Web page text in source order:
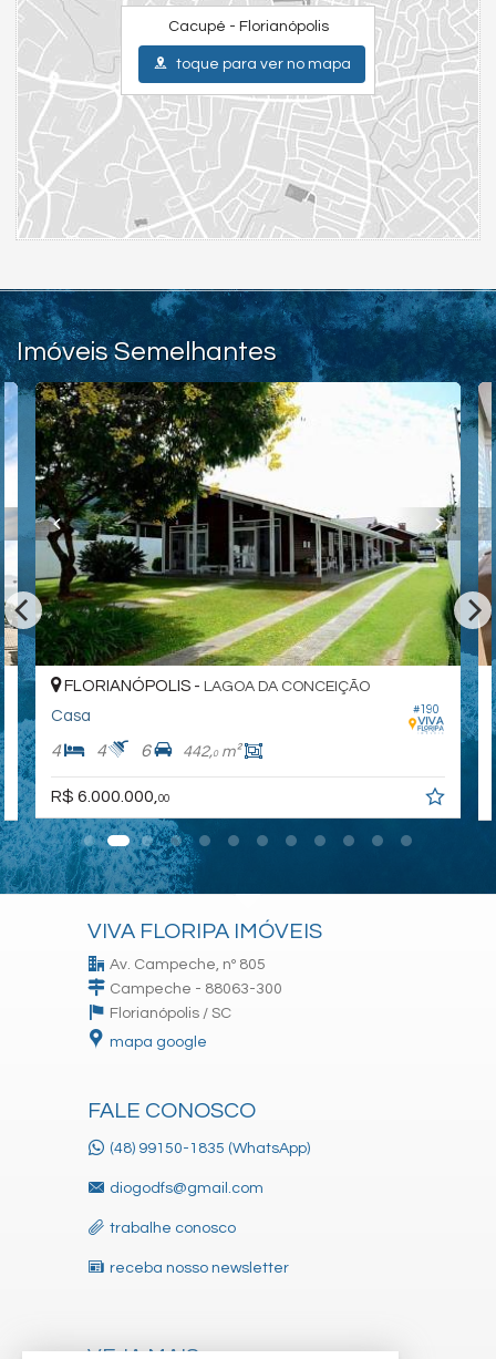
Cacupé - Florianópolis
toque para ver no mapa
Imóveis Semelhantes
#190
FLORIANÓPOLIS - LAGOA DA CONCEIÇÃO
Casa
4 4 6 442,0m²
R$ 6.000.000, 00
VIVA FLORIPA IMÓVEIS
Av. Campeche, nº 805
Campeche - 88063-300
Florianópolis / SC
mapa google
FALE CONOSCO
(48) 99150-1835 (WhatsApp)
diogodfs@gmail.com
trabalhe conosco
receba nosso newsletter